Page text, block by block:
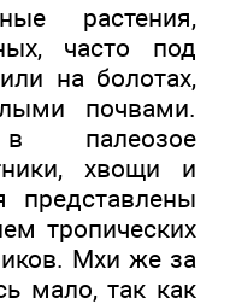
растения,
часто под
на болотах,
почвами.
в палеозое
хвощи и
тропических
Мхи же за
мало, так как